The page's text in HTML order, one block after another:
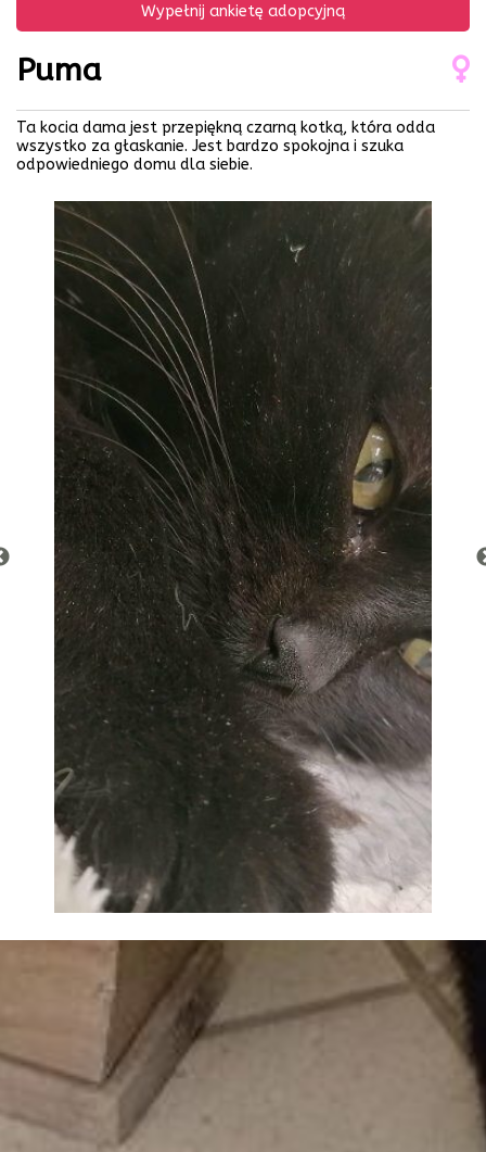
Wypełnij ankietę adopcyjną
Puma
Ta kocia dama jest przepiękną czarną kotką, która odda
wszystko za głaskanie. Jest bardzo spokojna i szuka
odpowiedniego domu dla siebie.